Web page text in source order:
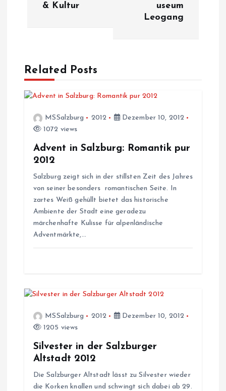
a
g
t
& Kultur
useum
Leogang
Related Posts
MSSalzburg 2012
Dezember 10, 2012
1072 views
Advent in Salzburg: Romantik pur
2012
Salzburg zeigt sich in der stillsten Zeit des Jahres
von seiner besonders romantischen Seite. In
zartes Weiß gehüllt bietet das historische
Ambiente der Stadt eine geradezu
märchenhafte Kulisse für alpenländische
Adventmärkte,…
MSSalzburg 2012
Dezember 10, 2012
1205 views
Silvester in der Salzburger
Altstadt 2012
Die Salzburger Altstadt lässt zu Silvester wieder
die Korken knallen und schwingt sich dabei ab 29.